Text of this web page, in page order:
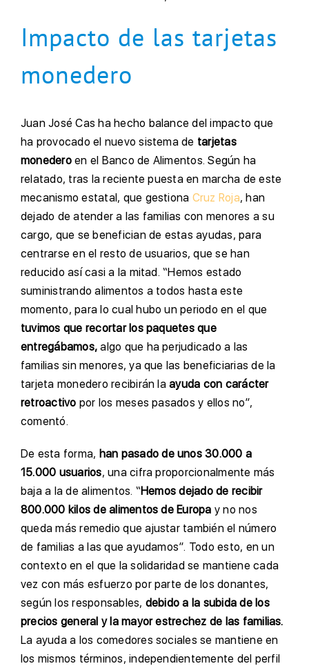
Impacto de las tarjetas
monedero
Juan José Cas ha hecho balance del impacto que
ha provocado el nuevo sistema de tarjetas
monederoen el Banco de Alimentos. Según ha
relatado, tras la reciente puesta en marcha de este
mecanismo estatal, que gestiona Cruz Roja, han
dejado de atender a las familias con menores a su
cargo, que se benefician de estas ayudas, para
centrarse en el resto de usuarios, que se han
reducido así casi a la mitad. “Hemos estado
suministrando alimentos a todos hasta este
momento, para lo cual hubo un periodo en el que
tuvimos que recortar los paquetes que
entregábamos,algo que ha perjudicado a las
familias sin menores, ya que las beneficiarias de la
tarjeta monedero recibirán laayuda con carácter
retroactivo por los meses pasados y ellos no”,
comentó.
De esta forma, han pasado de unos 30.000 a
15.000 usuarios, una cifra proporcionalmente más
baja a la de alimentos. “Hemos dejado de recibir
800.000 kilos de alimentos de Europa y no nos
queda más remedio que ajustar también el número
de familias a las que ayudamos”. Todo esto, en un
contexto en el que la solidaridad se mantiene cada
vez con más esfuerzo por parte de los donantes,
según los responsables, debido a la subida de los
precios general y la mayor estrechez de las familias.
La ayuda a los comedores sociales se mantiene en
los mismos términos, independientemente del perfil